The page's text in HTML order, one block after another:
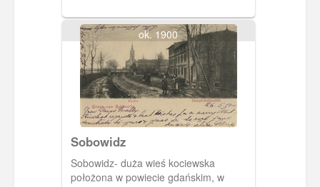
lewej strony brzeg Wyspy Ołowianki.
ok. 1900
Sobowidz
Sobowidz- duża wieś kociewska
położona w powiecie gdańskim, w